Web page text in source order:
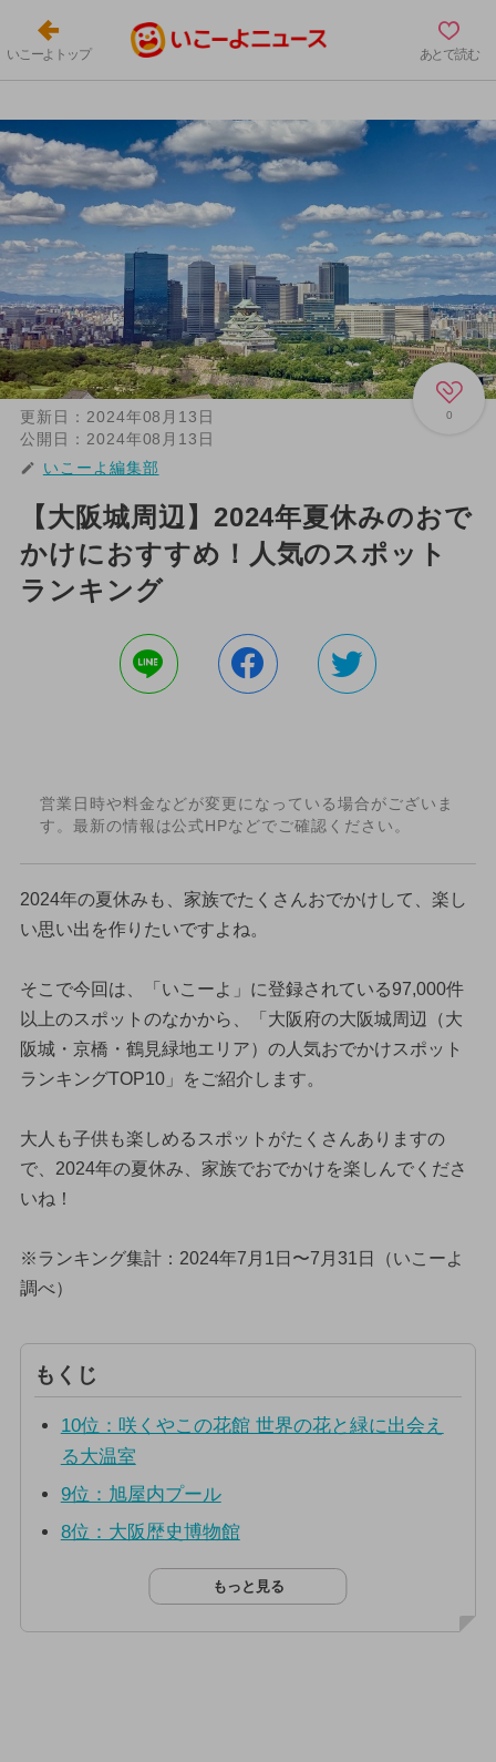
いこーよトップ あとで読む
0
更新日： 2024年08月13日
公開日： 2024年08月13日
いこーよ編集部
【大阪城周辺】2024年夏休みのおで
かけにおすすめ！人気のスポット
ランキング
営業日時や料金などが変更になっている場合がございま
す。最新の情報は公式HPなどでご確認ください。
2024年の夏休みも、家族でたくさんおでかけして、楽し
い思い出を作りたいですよね。
そこで今回は、「いこーよ」に登録されている97,000件
以上のスポットのなかから、「大阪府の大阪城周辺（大
阪城・京橋・鶴見緑地エリア）の人気おでかけスポット
ランキングTOP10」をご紹介します。
大人も子供も楽しめるスポットがたくさんありますの
で、2024年の夏休み、家族でおでかけを楽しんでくださ
いね！
※ランキング集計：2024年7月1日〜7月31日（いこーよ
調べ）
もくじ
10位：咲くやこの花館 世界の花と緑に出会え
る大温室
9位：旭屋内プール
8位：大阪歴史博物館
もっと見る